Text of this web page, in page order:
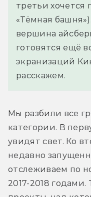
третьи хочется
«Тёмная
вершина
готовятся ещё
экранизаций
расскажем.
Мы разбили все
категории. В
увидят свет. Ко
недавно
отслеживаем по
2017-2018